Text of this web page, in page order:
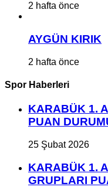
2 hafta önce
AYGÜN KIRIK
2 hafta önce
Spor Haberleri
KARABÜK 1.
PUAN
25 Şubat 2026
KARABÜK 1.
GRUPLARI